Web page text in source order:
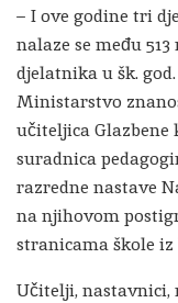
– I ove godine tri
nalaze se među
djelatnika u šk. god.
Ministarstvo
učiteljica
suradnica
razredne nastave
na njihovom
stranicama škole iz
Učitelji,